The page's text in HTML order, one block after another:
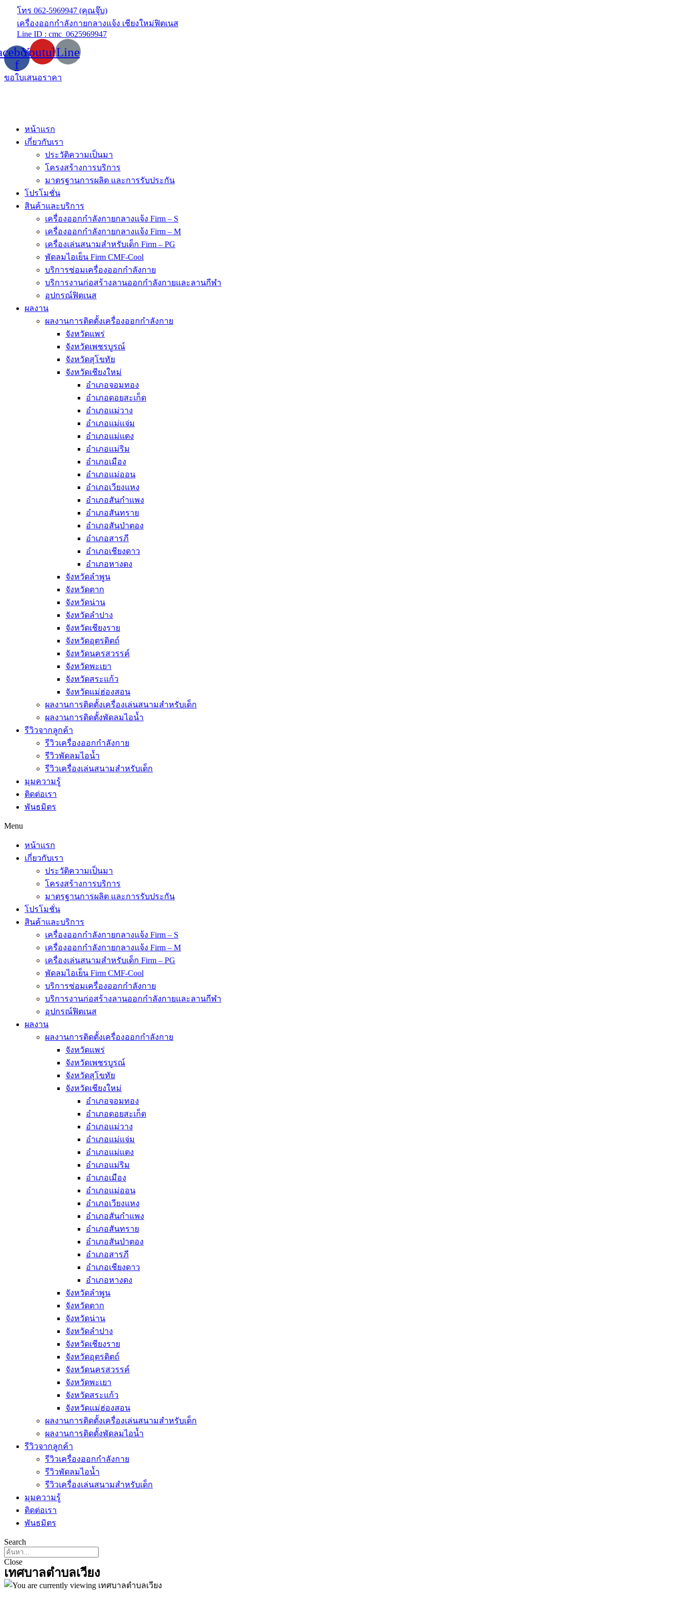
Skip
content
โทร 062-5969947 (คุณจุ๊บ)
เครื่องออกกำลังกายกลางแจ้ง เชียงใหม่ฟิตเนส
Line ID : cmc_0625969947
f
YoutubeLine
ขอใบเสนอราคา
หน้าแรก
เกี่ยวกับเรา
ประวัติความเป็นมา
โครงสร้างการบริการ
มาตรฐานการผลิต และการรับประกัน
โปรโมชั่น
สินค้าและบริการ
เครื่องออกกำลังกายกลางแจ้ง Firm – S
เครื่องออกกำลังกายกลางแจ้ง Firm – M
เครื่องเล่นสนามสำหรับเด็ก Firm – PG
พัดลมไอเย็น Firm CMF-Cool
บริการซ่อมเครื่องออกกำลังกาย
บริการงานก่อสร้างลานออกกำลังกายและลานกีฬา
อุปกรณ์ฟิตเนส
ผลงาน
ผลงานการติดตั้งเครื่องออกกำลังกาย
จังหวัดแพร่
จังหวัดเพชรบูรณ์
จังหวัดสุโขทัย
จังหวัดเชียงใหม่
อำเภอจอมทอง
อำเภอดอยสะเก็ด
อำเภอแม่วาง
อำเภอแม่แจ่ม
อำเภอแม่แตง
อำเภอแม่ริม
อำเภอเมือง
อำเภอแม่ออน
อำเภอเวียงแหง
อำเภอสันกำแพง
อำเภอสันทราย
อำเภอสันป่าตอง
อำเภอสารภี
อำเภอเชียงดาว
อำเภอหางดง
จังหวัดลำพูน
จังหวัดตาก
จังหวัดน่าน
จังหวัดลำปาง
จังหวัดเชียงราย
จังหวัดอุตรดิตถ์
จังหวัดนครสวรรค์
จังหวัดพะเยา
จังหวัดสระแก้ว
จังหวัดแม่ฮ่องสอน
ผลงานการติดตั้งเครื่องเล่นสนามสำหรับเด็ก
ผลงานการติดตั้งพัดลมไอน้ำ
รีวิวจากลูกค้า
รีวิวเครื่องออกกำลังกาย
รีวิวพัดลมไอน้ำ
รีวิวเครื่องเล่นสนามสำหรับเด็ก
มุมความรู้
ติดต่อเรา
พันธมิตร
Menu
หน้าแรก
เกี่ยวกับเรา
ประวัติความเป็นมา
โครงสร้างการบริการ
มาตรฐานการผลิต และการรับประกัน
โปรโมชั่น
สินค้าและบริการ
เครื่องออกกำลังกายกลางแจ้ง Firm – S
เครื่องออกกำลังกายกลางแจ้ง Firm – M
เครื่องเล่นสนามสำหรับเด็ก Firm – PG
พัดลมไอเย็น Firm CMF-Cool
บริการซ่อมเครื่องออกกำลังกาย
บริการงานก่อสร้างลานออกกำลังกายและลานกีฬา
อุปกรณ์ฟิตเนส
ผลงาน
ผลงานการติดตั้งเครื่องออกกำลังกาย
จังหวัดแพร่
จังหวัดเพชรบูรณ์
จังหวัดสุโขทัย
จังหวัดเชียงใหม่
อำเภอจอมทอง
อำเภอดอยสะเก็ด
อำเภอแม่วาง
อำเภอแม่แจ่ม
อำเภอแม่แตง
อำเภอแม่ริม
อำเภอเมือง
อำเภอแม่ออน
อำเภอเวียงแหง
อำเภอสันกำแพง
อำเภอสันทราย
อำเภอสันป่าตอง
อำเภอสารภี
อำเภอเชียงดาว
อำเภอหางดง
จังหวัดลำพูน
จังหวัดตาก
จังหวัดน่าน
จังหวัดลำปาง
จังหวัดเชียงราย
จังหวัดอุตรดิตถ์
จังหวัดนครสวรรค์
จังหวัดพะเยา
จังหวัดสระแก้ว
จังหวัดแม่ฮ่องสอน
ผลงานการติดตั้งเครื่องเล่นสนามสำหรับเด็ก
ผลงานการติดตั้งพัดลมไอน้ำ
รีวิวจากลูกค้า
รีวิวเครื่องออกกำลังกาย
รีวิวพัดลมไอน้ำ
รีวิวเครื่องเล่นสนามสำหรับเด็ก
มุมความรู้
ติดต่อเรา
พันธมิตร
Search
Close
เทศบาลตำบลเวียง